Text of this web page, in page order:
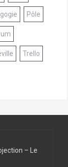
Pôle
Trello
– Le